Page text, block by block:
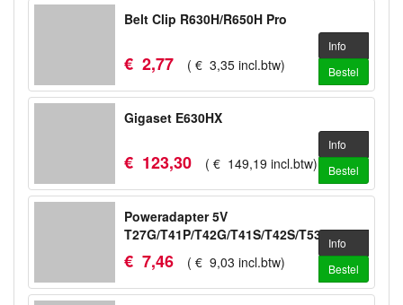
Belt Clip R630H/R650H Pro
€ 2,77 ( € 3,35 incl.btw)
Info
Bestel
Gigaset E630HX
€ 123,30 ( € 149,19 incl.btw)
Info
Bestel
Poweradapter 5V
T27G/T41P/T42G/T41S/T42S/T53/T53W/WH64
€ 7,46 ( € 9,03 incl.btw)
Info
Bestel